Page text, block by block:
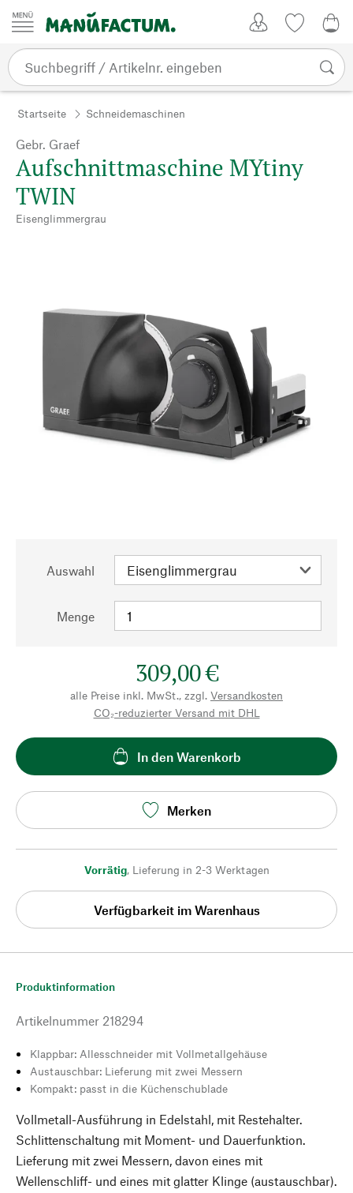
Zum Inhalt springen
Startseite Schneidemaschinen
Gebr. Graef
Aufschnittmaschine MYtiny
TWIN
Eisenglimmergrau
Auswahl
Menge
309,00 €
alle Preise inkl. MwSt., zzgl. Versandkosten
CO₂-reduzierter Versand mit DHL
In den Warenkorb
Merken
Vorrätig, Lieferung in 2-3 Werktagen
Verfügbarkeit im Warenhaus
Produktinformation
Artikelnummer 218294
Klappbar: Allesschneider mit Vollmetallgehäuse
Austauschbar: Lieferung mit zwei Messern
Kompakt: passt in die Küchenschublade
Vollmetall-Ausführung in Edelstahl, mit Restehalter.
Schlittenschaltung mit Moment- und Dauerfunktion.
Lieferung mit zwei Messern, davon eines mit
Wellenschliff- und eines mit glatter Klinge (austauschbar).